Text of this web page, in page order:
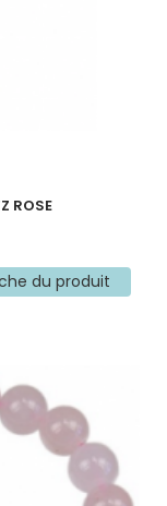
ROSE
du produit